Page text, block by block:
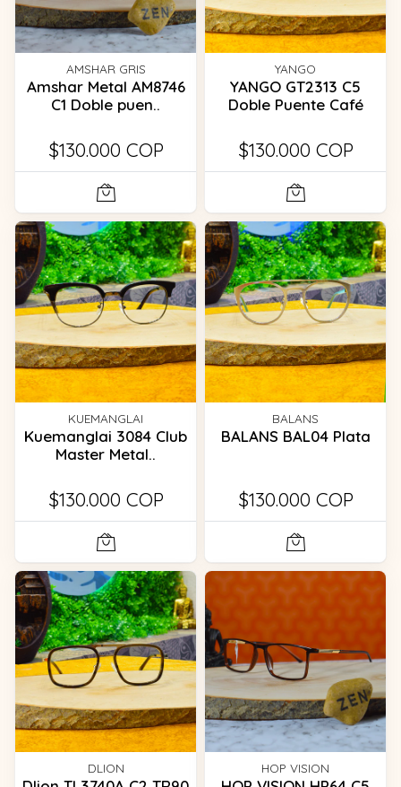
AMSHAR GRIS
Amshar Metal AM8746
C1 Doble puen..
$130.000 COP
YANGO
YANGO GT2313 C5
Doble Puente Café
$130.000 COP
KUEMANGLAI
Kuemanglai 3084 Club
Master Metal..
$130.000 COP
BALANS
BALANS BAL04 Plata
$130.000 COP
DLION HOP VISION